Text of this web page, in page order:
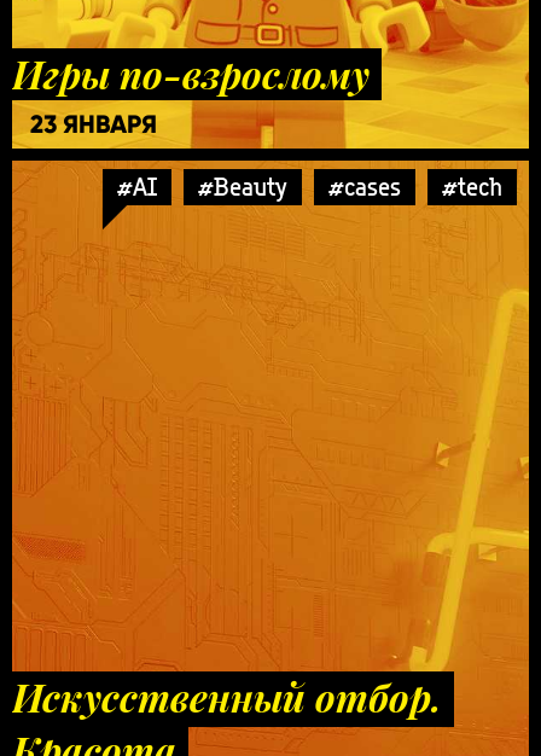
Игры по-взрослому
23 ЯНВАРЯ
#AI #Beauty #cases #tech
Искусственный отбор.